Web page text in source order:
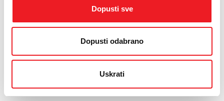
Dopusti sve
Dopusti odabrano
Uskrati